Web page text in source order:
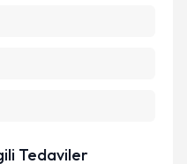
Tedaviler